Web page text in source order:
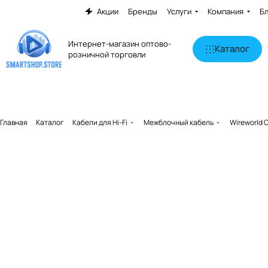
Акции Бренды Услуги Компания
Интернет-магазин оптово-
розничной торговли
Каталог
Главная Каталог Кабели для Hi-Fi Межблочный кабель Wireworld